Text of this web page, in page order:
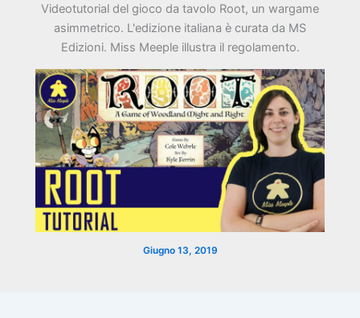
Videotutorial del gioco da tavolo Root, un wargame
asimmetrico. L'edizione italiana è curata da MS
Edizioni. Miss Meeple illustra il regolamento.
Giugno 13, 2019